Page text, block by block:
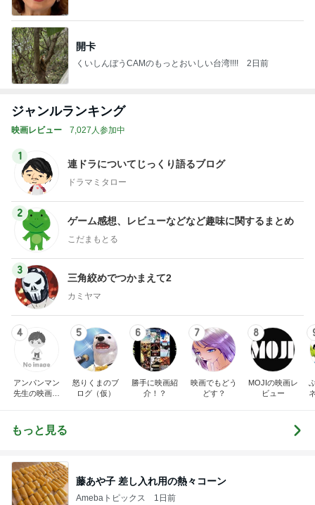
開卡
くいしんぼうCAMのもっとおいしい台湾!!!! 2日前
ジャンルランキング
映画レビュー 7,027人参加中
1
連ドラについてじっくり語るブログ
ドラマミタロー
2
ゲーム感想、レビューなどなど趣味に関するまとめ
こだまもとる
3
三角絞めでつかまえて2
カミヤマ
4
アンパンマン
先生の映画講
5
怒りくまのブ
ログ（仮）
6
勝手に映画紹
介！？
7
映画でもどう
どす？
8
MOJIの映画レ
ビュー
もっと見る
藤あや子 差し入れ用の熱々コーン
Amebaトピックス 1日前